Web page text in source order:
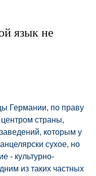
язык не
Германии, по праву
страны,
которым у
сухое, но
- культурно-
из таких частных